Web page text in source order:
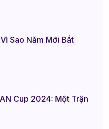
Sao Năm Mới Bắt
Cup 2024: Một Trận